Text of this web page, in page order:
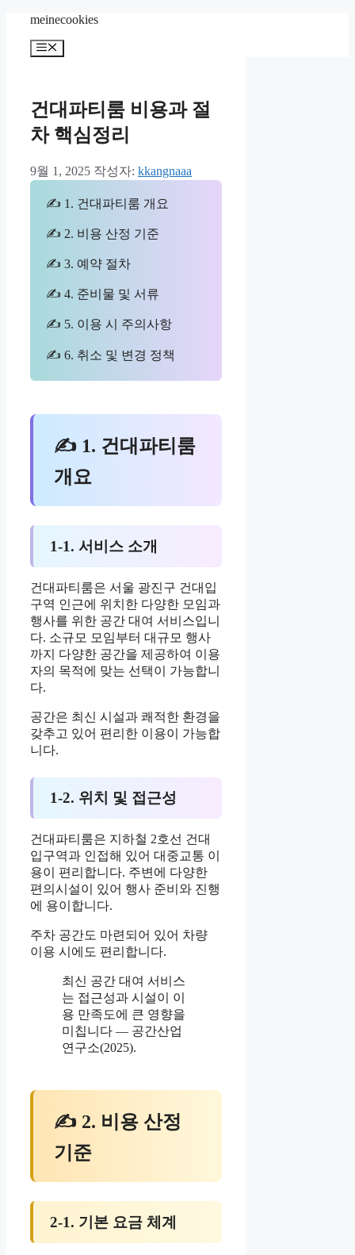
meinecookies
메
건대파티룸 비용과 절
차 핵심정리
9월 1, 2025 작성자: kkangnaaa
✍ 1. 건대파티룸 개요
✍ 2. 비용 산정 기준
✍ 3. 예약 절차
✍ 4. 준비물 및 서류
✍ 5. 이용 시 주의사항
✍ 6. 취소 및 변경 정책
✍ 1. 건대파티룸
개요
1-1. 서비스 소개
건대파티룸은 서울 광진구 건대입
구역 인근에 위치한 다양한 모임과
행사를 위한 공간 대여 서비스입니
다. 소규모 모임부터 대규모 행사
까지 다양한 공간을 제공하여 이용
자의 목적에 맞는 선택이 가능합니
다.
공간은 최신 시설과 쾌적한 환경을
갖추고 있어 편리한 이용이 가능합
니다.
1-2. 위치 및 접근성
건대파티룸은 지하철 2호선 건대
입구역과 인접해 있어 대중교통 이
용이 편리합니다. 주변에 다양한
편의시설이 있어 행사 준비와 진행
에 용이합니다.
주차 공간도 마련되어 있어 차량
이용 시에도 편리합니다.
최신 공간 대여 서비스
는 접근성과 시설이 이
용 만족도에 큰 영향을
미칩니다 — 공간산업
연구소(2025).
✍ 2. 비용 산정
기준
2-1. 기본 요금 체계